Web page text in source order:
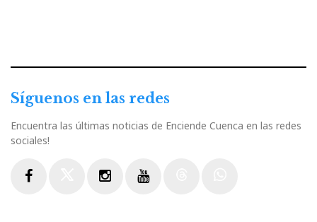
Síguenos en las redes
Encuentra las últimas noticias de Enciende Cuenca en las redes
sociales!